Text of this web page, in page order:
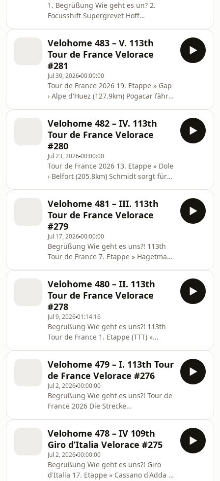
1. Begrüßung Wie geht es un? 2.
Focusshift Supergrevet Hoff
Timmers Generalsprobe So ist sie
geplant beim Confidential Ride 4.
Timmers Taschenfiasko /
Taschentraum Lieferung mit
Probleme und wie lang darf ein
Strohhalm wirklich sein? 5. Optimale
Brevetvorbereitung + übersetzung,
oder auch nicht. Was kann gut laufen,
was
Velohome 483 – V. 113th
Tour de France Velorace
#281
Jul 30, 202600:00:00
Tour de France 2026 19. Etappe » Gap
› Alpe d'Huez (127.9km) Pogacar fährt
https://www.procyclingstats.com/race/tour-
de-france/2026/stage-19/result/result
Bastel dir deinen Alpe d'Huez Rekord
https://veloracycling.com/features/pogacar-
vs-pantani-alpe-dhuez-record-
adjusted-2026 20. Etappe » Le Bourg
d'Oisans › Alpe d'Huez (170.9km)
Carapaz holt Etappe und
Velohome 482 – IV. 113th
Tour de France Velorace
#280
Jul 23, 202600:00:00
Tour de France 2026 13. Etappe » Dole
› Belfort (205.8km) Schmidt sorgt für
https://www.procyclingstats.com/race/tour-
de-france/2026/stage-13/result/result
14. Etappe » Mulhouse › Le Markstein
(155.3km) Doppelsieg für UAE
https://www.procyclingstats.com/race/tour-
de-france/2026/stage-14/result/result
15. Etappe » Champagnole › Plateau
de Solais
Velohome 481 – III. 113th
Tour de France Velorace
#279
Jul 17, 202600:00:00
Begrüßung Wie geht es uns?! 113th
Tour de France 7. Etappe » Hagetmau
https://www.procyclingstats.com/race/tour-
de-france/2026/stage-7 8. Etappe »
Périgueux › Bergerac (180.4km)
Merlier zum Zweiten
https://www.procyclingstats.com/race/tour-
de-france/2026/stage-8/result/result
9. Etappe » Malemort › Ussel
(154.6km) Van der Poel rettet Alpecins
Tou
Velohome 480 – II. 113th
Tour de France Velorace
#278
Jul 9, 202601:14:16
Begrüßung Wie geht es uns?! 113th
Tour de France 1. Etappe (TTT) »
https://www.procyclingstats.com/race/tour-
de-france/2026/stage-1/result/result
2. Etappe » Tarragona › Barcelona
(168.5km) Doppelsieg für UAE
https://www.procyclingstats.com/race/tour-
de-france/2026/stage-2/result/result
3. Etappe » Granollers › Les Angles (1
Velohome 479 – I. 113th Tour
de France Velorace #276
Jul 2, 202600:00:00
Begrüßung Wie geht es uns?! Tour de
France 2026 Die Strecke
2026 Unsere Favoriten Thomas > Pogi,
Jonas und Del Torro Christian > Jonas,
Pogi und Del Torro Daumen drücken !!
Thomas > Bernal, deutsche Fahrer
Christian > Bernal, Carapaz, Jonas Wir
Velohome 478 – IV 109th
Giro d’Italia Velorace #275
Jul 2, 202600:00:00
Begrüßung Wie geht es uns?! Giro
d'Italia 17. Etappe » Cassano d'Adda ›